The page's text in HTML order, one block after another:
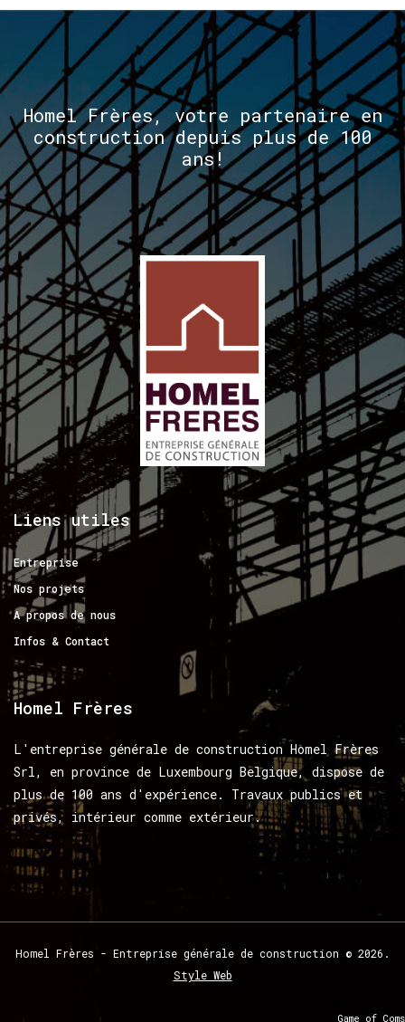
Homel Frères, votre partenaire en
construction depuis plus de 100
ans!
Liens utiles
Entreprise
Nos projets
A propos de nous
Infos & Contact
Homel Frères
L'entreprise générale de construction Homel Frères
Srl, en province de Luxembourg Belgique, dispose de
plus de 100 ans d'expérience. Travaux publics et
privés, intérieur comme extérieur.
Homel Frères - Entreprise générale de construction © 2026.
Style Web
Game of Coms